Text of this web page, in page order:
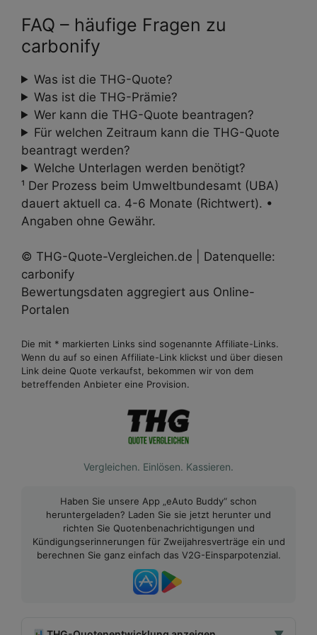
FAQ – häufige Fragen zu
carbonify
Was ist die THG-Quote?
Was ist die THG-Prämie?
Wer kann die THG-Quote beantragen?
Für welchen Zeitraum kann die THG-Quote
beantragt werden?
Welche Unterlagen werden benötigt?
¹ Der Prozess beim Umweltbundesamt (UBA)
dauert aktuell ca. 4-6 Monate (Richtwert). •
Angaben ohne Gewähr.
© THG-Quote-Vergleichen.de | Datenquelle:
carbonify
Bewertungs­daten aggregiert aus Online-
Portalen
Die mit * markierten Links sind sogenannte Affiliate-Links.
Wenn du auf so einen Affiliate-Link klickst und über diesen
Link deine Quote verkaufst, bekommen wir von dem
betreffenden Anbieter eine Provision.
Vergleichen. Einlösen. Kassieren.
Haben Sie unsere App „eAuto Buddy“ schon
heruntergeladen? Laden Sie sie jetzt herunter und
richten Sie Quotenbenachrichtigungen und
Kündigungserinnerungen für Zweijahresverträge ein und
berechnen Sie ganz einfach das V2G-Einsparpotenzial.